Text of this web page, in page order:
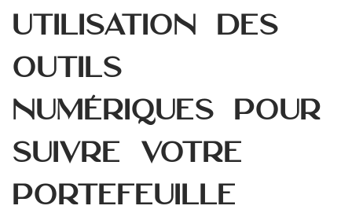
Utilisation des
outils
numériques pour
suivre votre
portefeuille